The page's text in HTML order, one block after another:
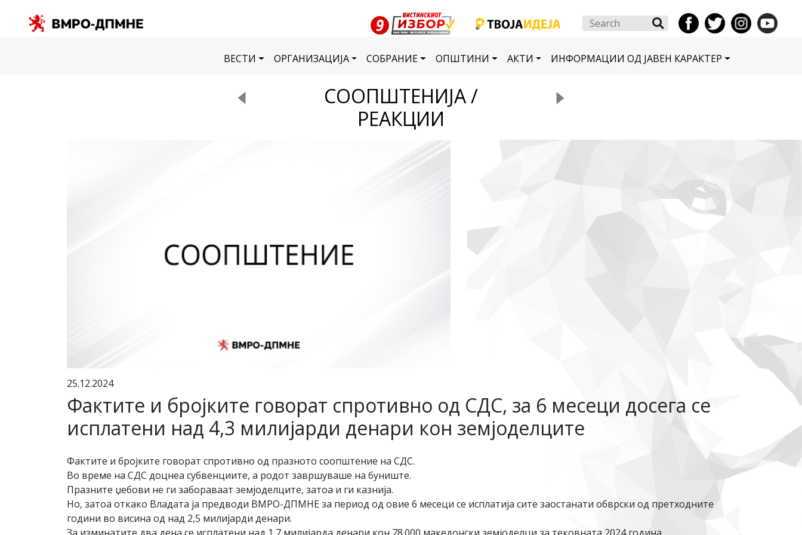
Search
ВЕСТИ ОРГАНИЗАЦИЈА СОБРАНИЕ ОПШТИНИ АКТИ ИНФОРМАЦИИ ОД ЈАВЕН КАРАКТЕР
СООПШТЕНИЈА /
РЕАКЦИИ
25.12.2024
Фактите и бројките говорат спротивно од СДС, за 6 месеци досега се
исплатени над 4,3 милијарди денари кон земјоделците
Фактите и бројките говорат спротивно од празното соопштение на СДС.
Во време на СДС доцнеа субвенциите, а родот завршуваше на буниште.
Празните џебови не ги забораваат земјоделците, затоа и ги казнија.
Но, затоа откако Владата ја предводи ВМРО-ДПМНЕ за период од овие 6 месеци се исплатија сите заостанати обврски од претходните
години во висина од над 2,5 милијарди денари.